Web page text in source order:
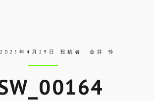
2025年4月29日 投稿者:金井 怜